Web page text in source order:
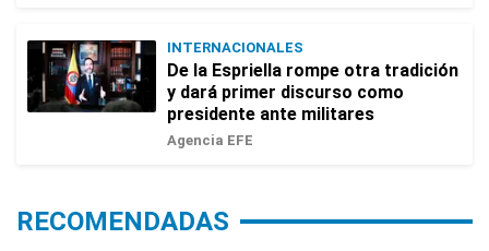
INTERNACIONALES
De la Espriella rompe otra tradición
y dará primer discurso como
presidente ante militares
Agencia EFE
RECOMENDADAS